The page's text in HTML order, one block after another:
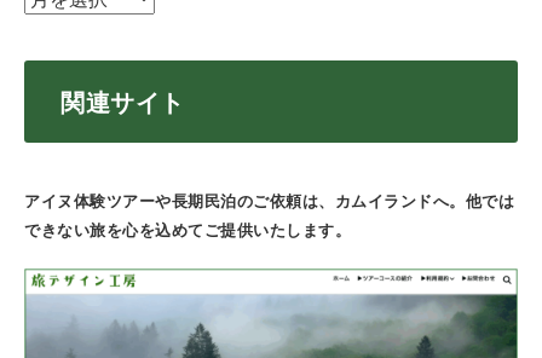
関連サイト
アイヌ体験ツアーや長期民泊のご依頼は、カムイランドへ。他では
できない旅を心を込めてご提供いたします。